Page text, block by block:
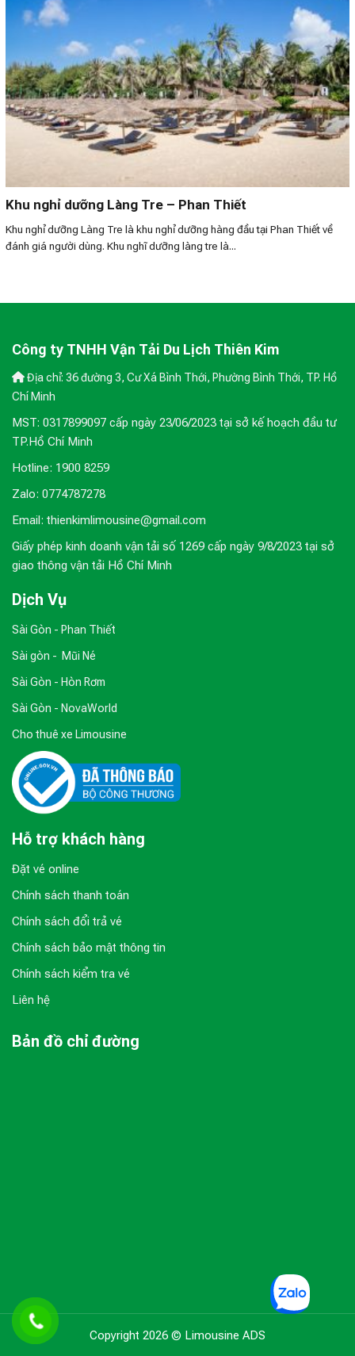
Khu nghỉ dưỡng Làng Tre – Phan Thiết
Khu nghỉ dưỡng Làng Tre là khu nghỉ dưỡng hàng đầu tại Phan Thiết về
đánh giá người dùng. Khu nghĩ dưỡng làng tre là...
Công ty TNHH Vận Tải Du Lịch Thiên Kim
Địa chỉ: 36 đường 3, Cư Xá Bình Thới, Phường Bình Thới, TP. Hồ
Chí Minh
MST: 0317899097 cấp ngày 23/06/2023 tại sở kế hoạch đầu tư
TP.Hồ Chí Minh
Hotline: 1900 8259
Zalo: 0774787278
Email: thienkimlimousine@gmail.com
Giấy phép kinh doanh vận tải số 1269 cấp ngày 9/8/2023 tại sở
giao thông vận tải Hồ Chí Minh
Dịch Vụ
Sài Gòn - Phan Thiết
Sài gòn - Mũi Né
Sài Gòn - Hòn Rơm
Sài Gòn - NovaWorld
Cho thuê xe Limousine
Hỗ trợ khách hàng
Đặt vé online
Chính sách thanh toán
Chính sách đổi trả vé
Chính sách bảo mật thông tin
Chính sách kiểm tra vé
Liên hệ
Bản đồ chỉ đường
Copyright 2026 © Limousine ADS